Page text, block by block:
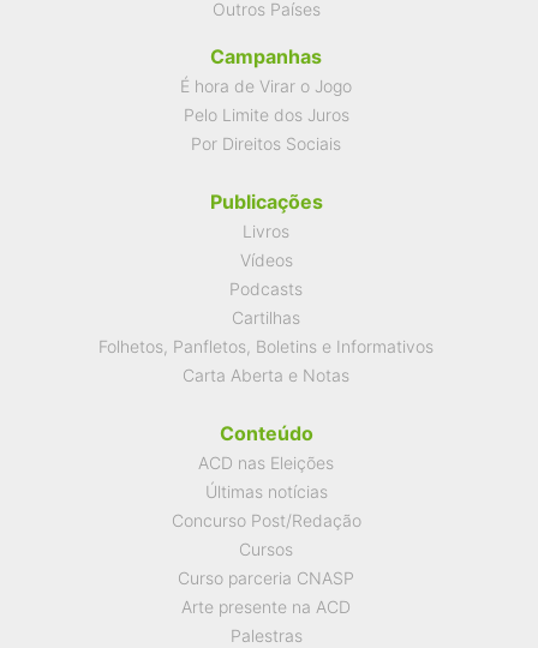
Outros Países
Campanhas
É hora de Virar o Jogo
Pelo Limite dos Juros
Por Direitos Sociais
Publicações
Livros
Vídeos
Podcasts
Cartilhas
Folhetos, Panfletos, Boletins e Informativos
Carta Aberta e Notas
Conteúdo
ACD nas Eleições
Últimas notícias
Concurso Post/Redação
Cursos
Curso parceria CNASP
Arte presente na ACD
Palestras